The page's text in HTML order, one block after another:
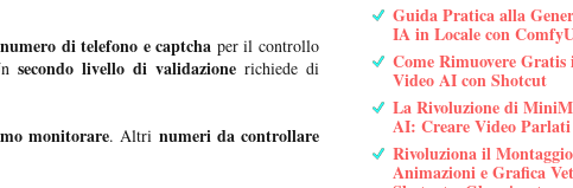
di telefono e captcha per il controllo
secondo livello di validazione richiede di
monitorare. Altri numeri da controllare
Guida Pratica alla
IA in Locale con
Come Rimuovere
Video AI con Shotcut
La Rivoluzione di
AI: Creare Video
Rivoluziona il
Animazioni e Grafica